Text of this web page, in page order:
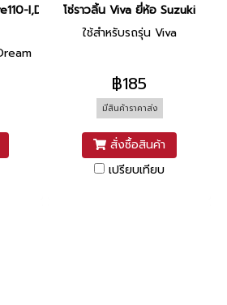
I,Dream SuperCub (90L) ยี่ห้อ Honda
โซ่ราวลิ้น Viva ยี่ห้อ Suzuki
ใช้สำหรับรถรุ่น Viva
฿185
มีสินค้าราคาส่ง
สั่งซื้อสินค้า
เปรียบเทียบ